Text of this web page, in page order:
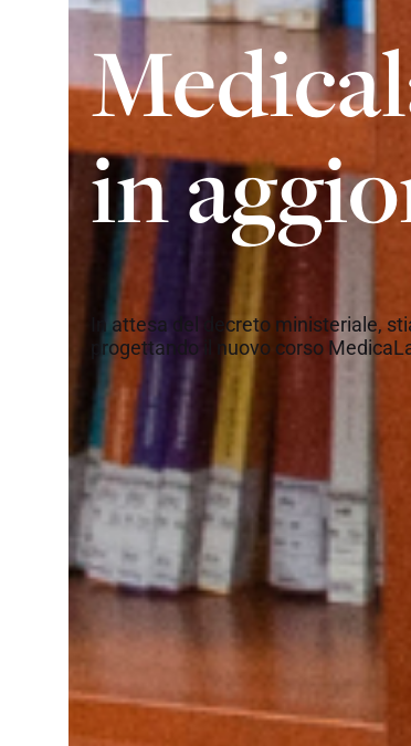
in
In attesa del decreto ministeriale,
progettando il nuovo corso